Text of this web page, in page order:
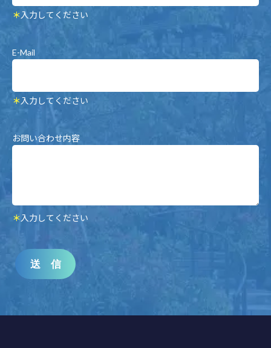
＊入力してください
E-Mail
＊入力してください
お問い合わせ内容
＊入力してください
送 信